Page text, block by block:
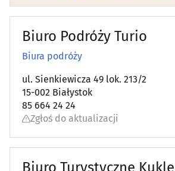
Biuro Podróży Turio
Biura podróży
ul. Sienkiewicza 49 lok. 213/2
15-002 Białystok
85 664 24 24
Zgłoś do aktualizacji
Biuro Turystyczne Kukle